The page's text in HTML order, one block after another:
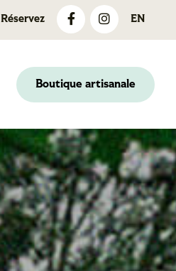
Réservez EN
Boutique artisanale